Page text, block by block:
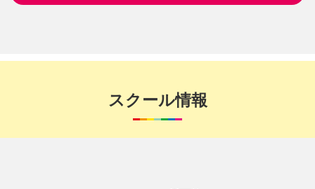
スクール情報